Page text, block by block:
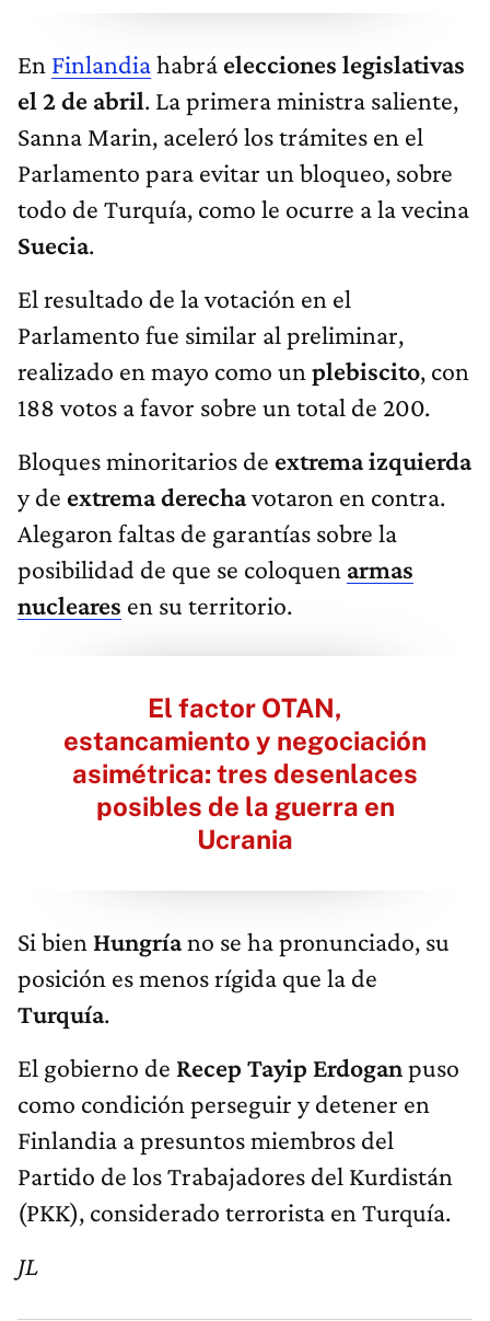
En Finlandiahabrá elecciones legislativas
el 2 de abril. La primera ministra saliente,
Sanna Marin, aceleró los trámites en el
Parlamento para evitar un bloqueo, sobre
todo de Turquía, como le ocurre a la vecina
Suecia.
El resultado de la votación en el
Parlamento fue similar al preliminar,
realizado en mayo como un plebiscito, con
188 votos a favor sobre un total de 200.
Bloques minoritarios de extrema izquierda
y de extrema derechavotaron en contra.
Alegaron faltas de garantías sobre la
posibilidad de que se coloquen armas
nucleares en su territorio.
El factor OTAN,
estancamiento y negociación
asimétrica: tres desenlaces
posibles de la guerra en
Ucrania
Si bien Hungríano se ha pronunciado, su
posición es menos rígida que la de
Turquía.
El gobierno de Recep Tayip Erdoganpuso
como condición perseguir y detener en
Finlandia a presuntos miembros del
Partido de los Trabajadores del Kurdistán
(PKK), considerado terrorista en Turquía.
JL